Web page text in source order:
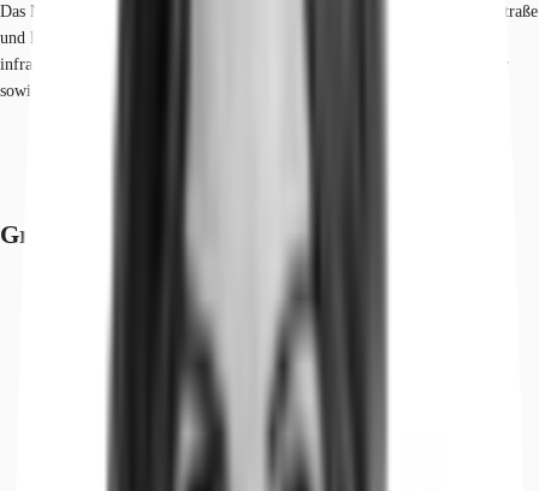
Das Neubauobjekt befindet sich in prominenter Ecklage zur Nürnberger Straße
und liegt in einer der attraktivsten Lagen im Herzen Berlins. Die
infrastrukturelle Versorgung ist durch zahlreiche Einzelhändler/Kaufhäuser
sowie gastronomische Einrichtungen optimal gewährleistet.
Grundriss